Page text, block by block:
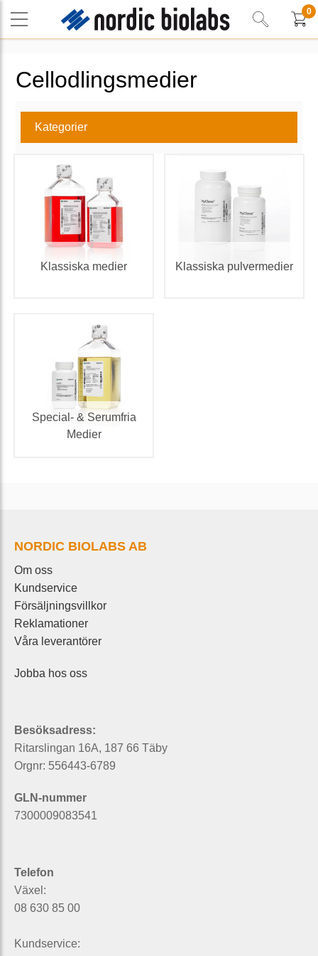
0
Cellodlingsmedier
Kategorier
Klassiska medier Klassiska pulvermedier
Special- & Serumfria
Medier
NORDIC BIOLABS AB
Om oss
Kundservice
Försäljningsvillkor
Reklamationer
Våra leverantörer
Jobba hos oss
Besöksadress:
Ritarslingan 16A, 187 66 Täby
Orgnr: 556443-6789
GLN-nummer
7300009083541
Telefon
Växel:
08 630 85 00
Kundservice: